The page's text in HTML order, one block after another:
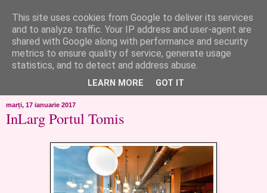
like ?...or not!
..de toate!!!!!..alandala...cum imi trec prin minte..si cum am
chef..incercate pe pielea mea..
marți, 17 ianuarie 2017
InLarg Portul Tomis
This site uses cookies from Google to deliver its services
and to analyze traffic. Your IP address and user-agent are
shared with Google along with performance and security
metrics to ensure quality of service, generate usage
statistics, and to detect and address abuse.
LEARN MORE GOT IT